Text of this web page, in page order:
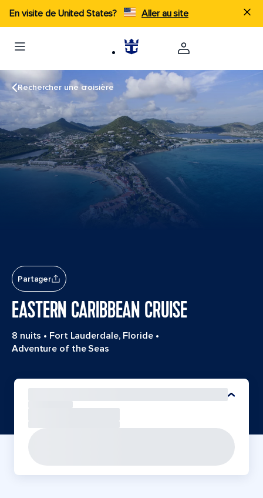
En visite de United States? Aller au site
Rechercher une croisière
Partager
EASTERN CARIBBEAN CRUISE
8 nuits • Fort Lauderdale, Floride•
Adventure of the Seas